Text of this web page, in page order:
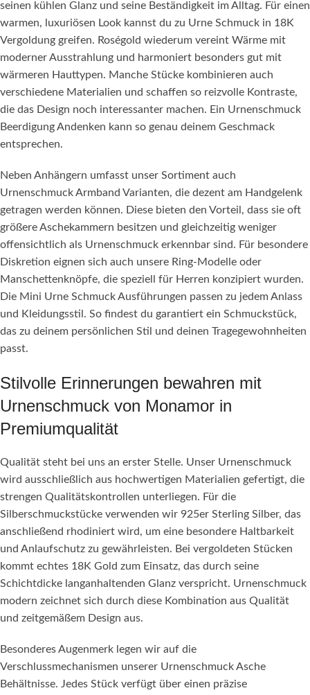
seinen kühlen Glanz und seine Beständigkeit im Alltag. Für einen
warmen, luxuriösen Look kannst du zu Urne Schmuck in 18K
Vergoldung greifen. Roségold wiederum vereint Wärme mit
moderner Ausstrahlung und harmoniert besonders gut mit
wärmeren Hauttypen. Manche Stücke kombinieren auch
verschiedene Materialien und schaffen so reizvolle Kontraste,
die das Design noch interessanter machen. Ein Urnenschmuck
Beerdigung Andenken kann so genau deinem Geschmack
entsprechen.
Neben Anhängern umfasst unser Sortiment auch
Urnenschmuck Armband Varianten, die dezent am Handgelenk
getragen werden können. Diese bieten den Vorteil, dass sie oft
größere Aschekammern besitzen und gleichzeitig weniger
offensichtlich als Urnenschmuck erkennbar sind. Für besondere
Diskretion eignen sich auch unsere Ring-Modelle oder
Manschettenknöpfe, die speziell für Herren konzipiert wurden.
Die Mini Urne Schmuck Ausführungen passen zu jedem Anlass
und Kleidungsstil. So findest du garantiert ein Schmuckstück,
das zu deinem persönlichen Stil und deinen Tragegewohnheiten
passt.
Stilvolle Erinnerungen bewahren mit
Urnenschmuck von Monamor in
Premiumqualität
Qualität steht bei uns an erster Stelle. Unser Urnenschmuck
wird ausschließlich aus hochwertigen Materialien gefertigt, die
strengen Qualitätskontrollen unterliegen. Für die
Silberschmuckstücke verwenden wir 925er Sterling Silber, das
anschließend rhodiniert wird, um eine besondere Haltbarkeit
und Anlaufschutz zu gewährleisten. Bei vergoldeten Stücken
kommt echtes 18K Gold zum Einsatz, das durch seine
Schichtdicke langanhaltenden Glanz verspricht. Urnenschmuck
modern zeichnet sich durch diese Kombination aus Qualität
und zeitgemäßem Design aus.
Besonderes Augenmerk legen wir auf die
Verschlussmechanismen unserer Urnenschmuck Asche
Behältnisse. Jedes Stück verfügt über einen präzise